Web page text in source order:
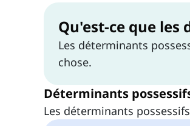
Qu'est-ce que les
Les déterminants
chose.
Déterminants
Les déterminants